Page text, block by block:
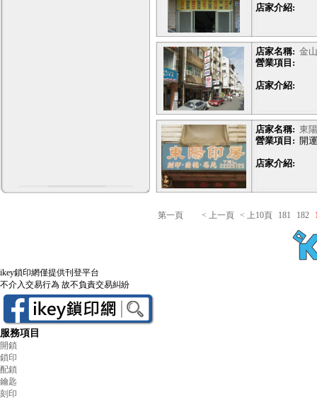
店家介紹:
店家名稱: 金
營業項目:
店家介紹:
店家名稱: 東
營業項目: 開
店家介紹:
第一頁 < 上一頁 < 上10頁 181 182
ikey鎖印網僅提供刊登平台
不介入交易行為 故不負責交易糾紛
服務項目
開鎖
鎖印
配鎖
鑰匙
刻印